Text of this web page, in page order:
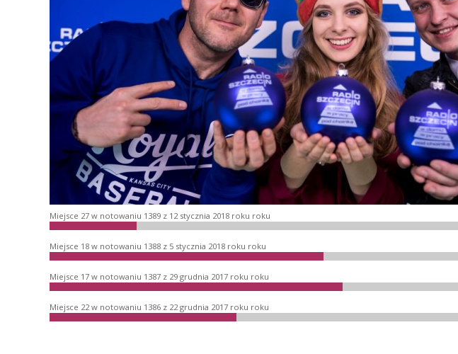
Miejsce 27 w notowaniu 1389 z 12 stycznia 2018 roku roku
Miejsce 18 w notowaniu 1388 z 5 stycznia 2018 roku roku
Miejsce 17 w notowaniu 1387 z 29 grudnia 2017 roku roku
Miejsce 22 w notowaniu 1386 z 22 grudnia 2017 roku roku